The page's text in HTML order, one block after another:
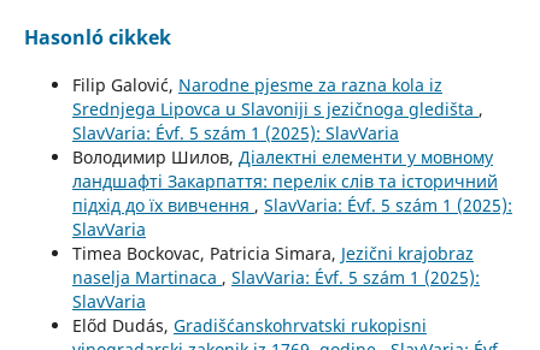
Hasonló cikkek
Filip Galović, Narodne pjesme za razna kola iz
Srednjega Lipovca u Slavoniji s jezičnoga gledišta ,
SlavVaria: Évf. 5 szám 1 (2025): SlavVaria
Володимир Шилов, Діалектні елементи у мовному
ландшафті Закарпаття: перелік слів та історичний
підхід до їх вивчення , SlavVaria: Évf. 5 szám 1 (2025):
SlavVaria
Timea Bockovac, Patricia Simara, Jezični krajobraz
naselja Martinaca , SlavVaria: Évf. 5 szám 1 (2025):
SlavVaria
Előd Dudás, Gradišćanskohrvatski rukopisni